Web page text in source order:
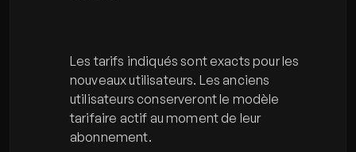
Les tarifs indiqués sont exacts pour les
nouveaux utilisateurs. Les anciens
utilisateurs conserveront le modèle
tarifaire actif au moment de leur
abonnement.